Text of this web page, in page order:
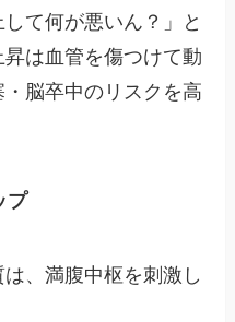
して何が悪いん？」と
は血管を傷つけて動
脳卒中のリスクを高
プ
、満腹中枢を刺激し